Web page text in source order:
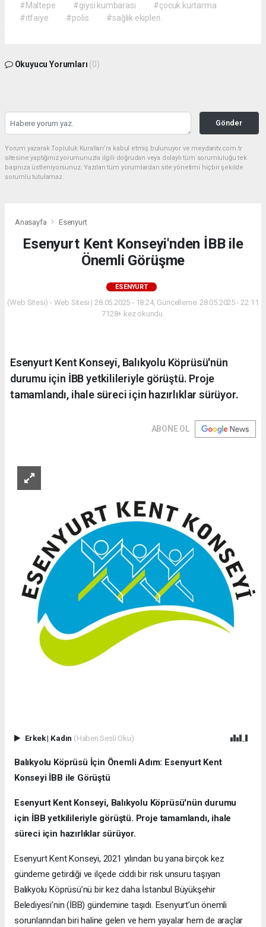
#Maltepe #giysi kumbarası
#çocuk kurtarma
#itfaiye
#polis #sağlık ekipleri.
Okuyucu Yorumları (0)
Gönder
Yorum yazarak Topluluk Kuralları’nı kabul etmiş bulunuyor ve meydantv.com.tr
sitesine yaptığınız yorumunuzla ilgili doğrudan veya dolaylı tüm sorumluluğu tek
başınıza üstleniyorsunuz. Yazılan tüm yorumlardan site yönetimi hiçbir şekilde
sorumlu tutulamaz.
Anasayfa Esenyurt
Esenyurt Kent Konseyi'nden İBB ile
Önemli Görüşme
ESENYURT
(Web Sitesi) - Web Sitesi | 28.05.2025 - 18:24, Güncelleme: 28.05.2025 - 22:11
7128+ kez okundu.
Esenyurt Kent Konseyi, Balıkyolu Köprüsü'nün
durumu için İBB yetkilileriyle görüştü. Proje
tamamlandı, ihale süreci için hazırlıklar sürüyor.
ABONE OL
Erkek| Kadın (Haberi Sesli Oku)
Balıkyolu Köprüsü İçin Önemli Adım: Esenyurt Kent
Konseyi İBB ile Görüştü
Esenyurt Kent Konseyi, Balıkyolu Köprüsü'nün durumu
için İBB yetkilileriyle görüştü. Proje tamamlandı, ihale
süreci için hazırlıklar sürüyor.
Esenyurt Kent Konseyi, 2021 yılından bu yana birçok kez
gündeme getirdiği ve ilçede ciddi bir risk unsuru taşıyan
Balıkyolu Köprüsü’nü bir kez daha İstanbul Büyükşehir
Belediyesi’nin (İBB) gündemine taşıdı. Esenyurt’un önemli
sorunlarından biri haline gelen ve hem yayalar hem de araçlar